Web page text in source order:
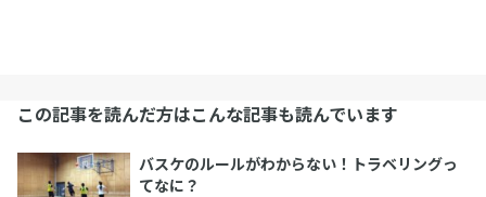
この記事を読んだ方はこんな記事も読んでいます
バスケのルールがわからない！トラベリングっ
てなに？